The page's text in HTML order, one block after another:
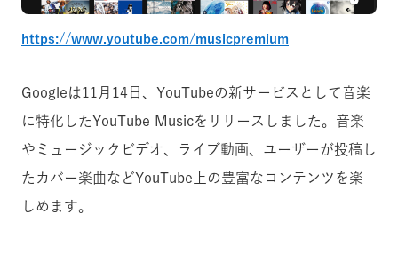
https://www.youtube.com/musicpremium
Googleは11月14日、YouTubeの新サービスとして音楽
に特化したYouTube Musicをリリースしました。音楽
やミュージックビデオ、ライブ動画、ユーザーが投稿し
たカバー楽曲などYouTube上の豊富なコンテンツを楽
しめます。